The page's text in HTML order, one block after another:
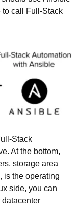
to call Full-Stack
Stack
At the bottom,
storage area
is the operating
side, you can
datacenter